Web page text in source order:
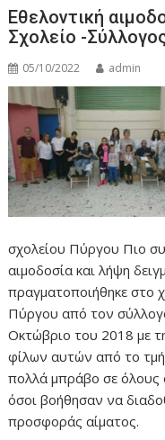
Εθελοντική
Σχολείο -
05/10/2022 admin
σχολείου Πύργου Πιο
αιμοδοσία και λήψη
πραγματοποιήθηκε στο
Πύργου από τον
Οκτώβριο του 2018 με
φίλων αυτών από το
πολλά μπράβο σε όλους
όσοι βοήθησαν να
προσφοράς αίματος.